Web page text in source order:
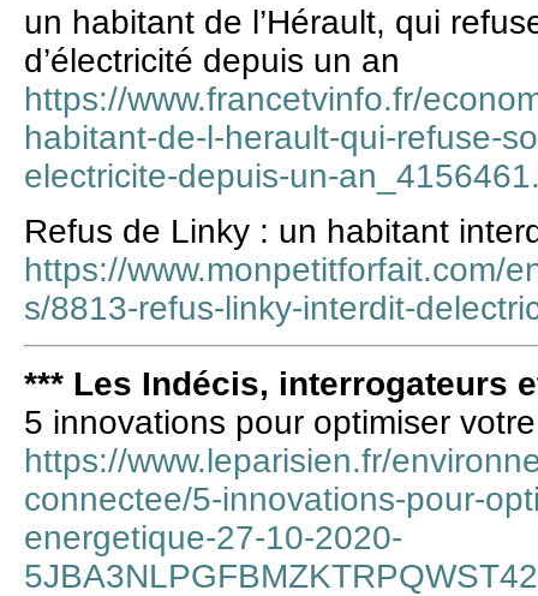
un habitant de l’Hérault, qui
d’électricité depuis un an
https://www.francetvinfo.fr/
habitant-de-l-herault-qui-refuse-
electricite-depuis-un-
Refus de Linky : un habitant
https://www.monpetitforfait.com/
s/8813-refus-linky-interdit-
*** Les Indécis, interrogateurs
5 innovations pour optimiser
https://www.leparisien.fr/
connectee/5-innovations-pour-
energetique-27-10-2020-